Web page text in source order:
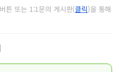
원 한도 내에서 수강
튼 또는 1:1문의 게시판(1:1문의 게시판
클릭)을 통해